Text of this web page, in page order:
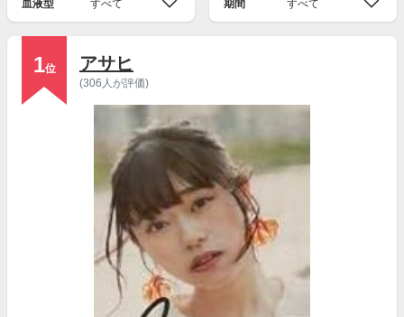
血液型 すべて 期間 すべて
1位 アサヒ
(306人が評価)